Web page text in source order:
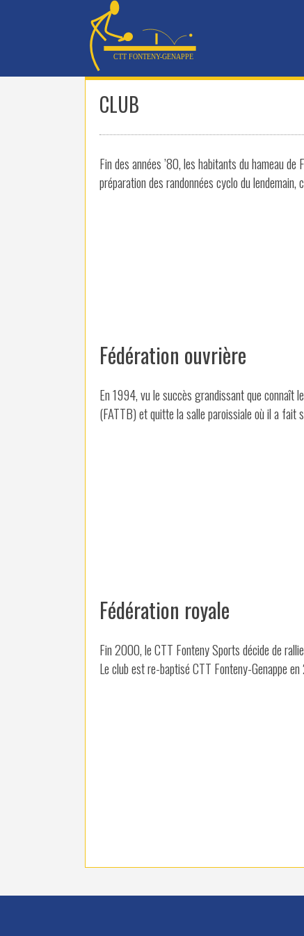
CLUB
Fin des années ’80, les habitants du hameau
préparation des randonnées cyclo du
Fédération ouvrière
En 1994, vu le succès grandissant que connaît
(FATTB) et quitte la salle paroissiale où il a fait
Fédération royale
Fin 2000, le CTT Fonteny Sports décide de
Le club est re-baptisé CTT Fonteny-Genappe